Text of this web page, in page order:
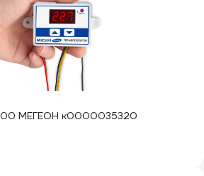
МЕГЕОН к0000035320